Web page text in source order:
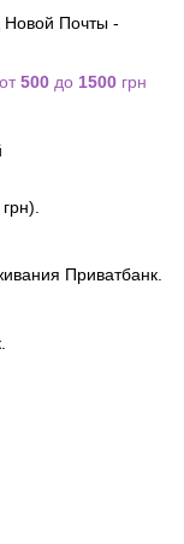
Новой Почты -
от500 до 1500 грн
Приватбанк.